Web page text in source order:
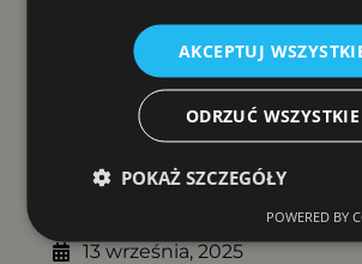
Spis treści
13 września, 2025
AKCEPTUJ
ODRZUĆ WSZYSTKIE
POKAŻ SZCZEGÓŁY
POWERED BY